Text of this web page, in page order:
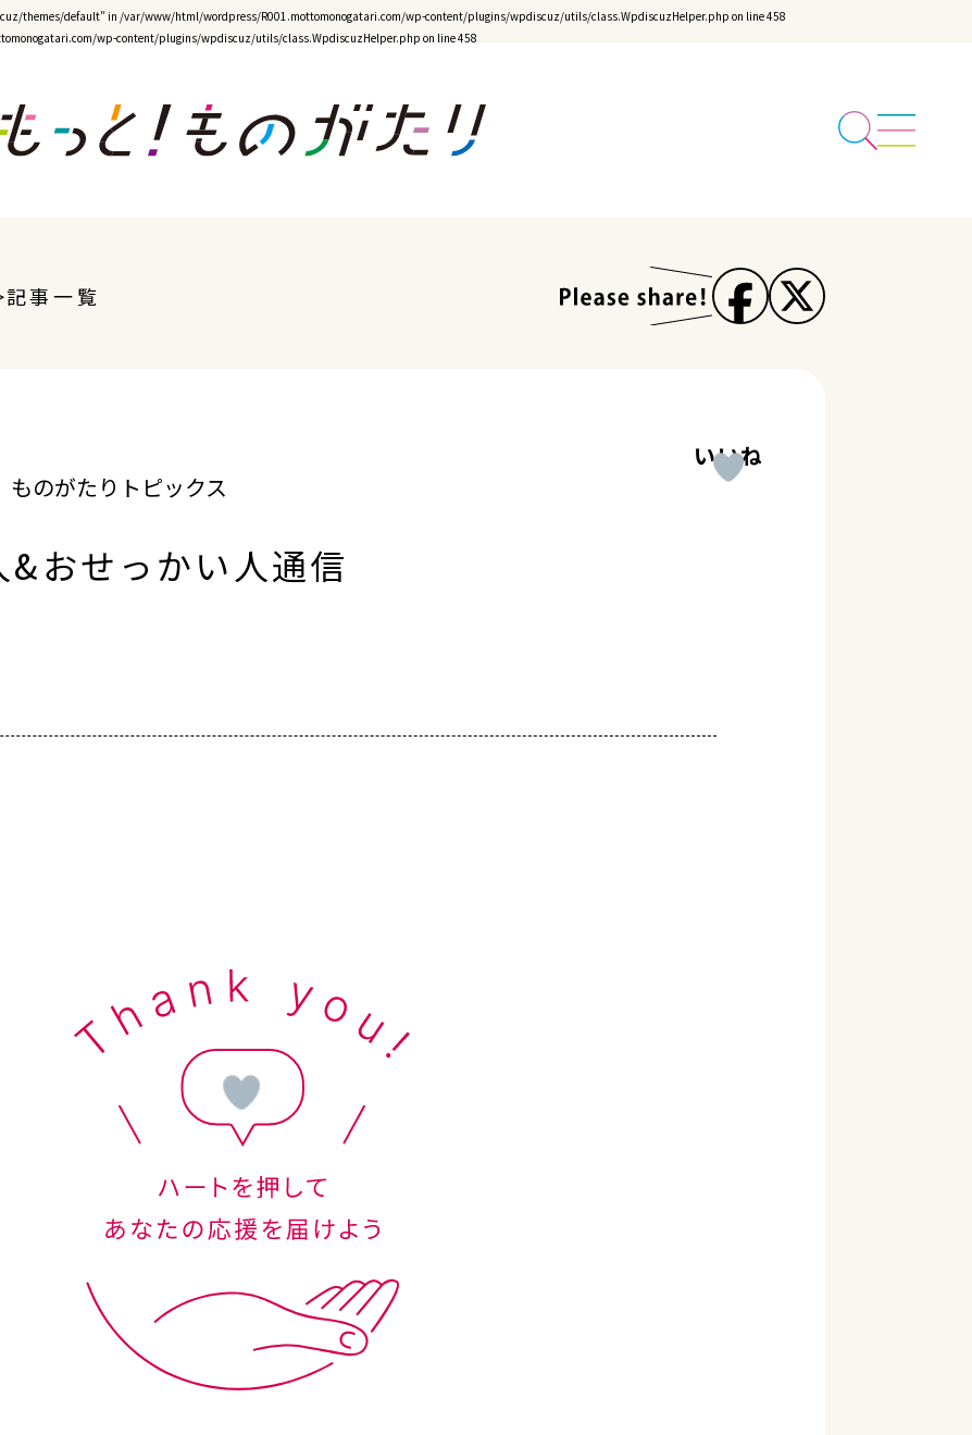
themes/default" in /var/www/html/wordpress/R001.mottomonogatari.com/wp-content/plugins/wpdiscuz/utils/class.WpdiscuzHelper.php on line458
wp-content/plugins/wpdiscuz/utils/class.WpdiscuzHelper.php on line458
記事一覧
いいね
ものがたりトピックス
おせっかい人通信